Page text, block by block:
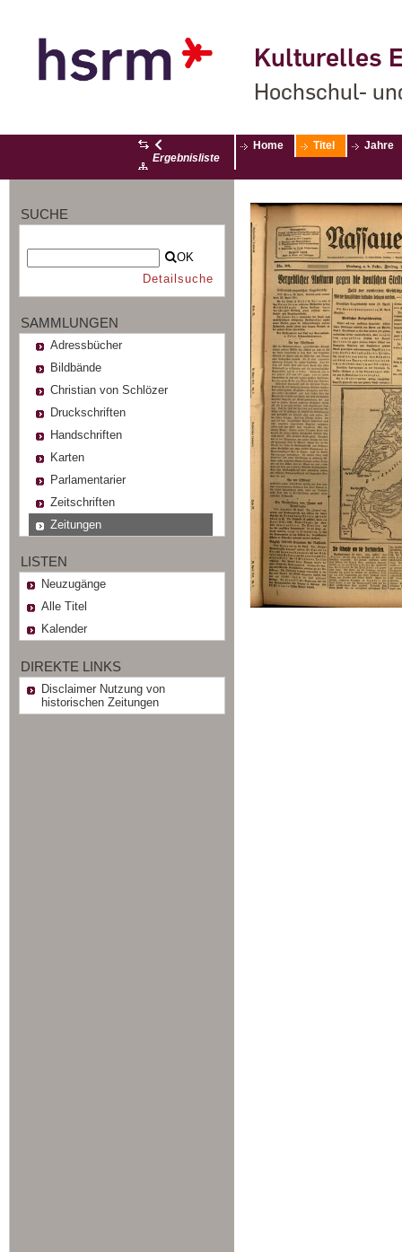
Kulturelles
Hochschul-
Ergebnisliste
Home Titel Jahre
SUCHE
OK
Detailsuche
SAMMLUNGEN
Adressbücher
Bildbände
Christian von Schlözer
Druckschriften
Handschriften
Karten
Parlamentarier
Zeitschriften
Zeitungen
LISTEN
Neuzugänge
Alle Titel
Kalender
DIREKTE LINKS
Disclaimer Nutzung von
historischen Zeitungen